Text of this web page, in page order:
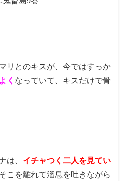
リとのキスが、今ではすっか
く なっていて、キスだけで骨
は、 イチャつく二人を見てい
こを離れて溜息を吐きながら